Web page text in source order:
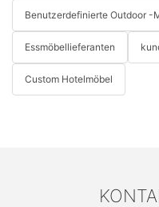
Benutzerdefinierte Outdoor -
Essmöbellieferanten
Custom Hotelmöbel